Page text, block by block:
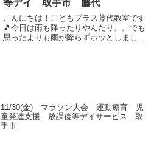
等デイ 取手市 藤代
こんにちは！こどもプラス藤代教室です
🎵今日は雨も降ったりやんだり。。でも
思ったよりも雨が降らずホッとしました
11/30(金) マラソン大会 運動療育 児
童発達支援 放課後等デイサービス 取
手市